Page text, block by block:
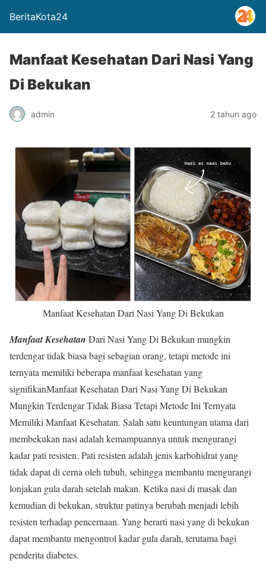
BeritaKota24
Manfaat Kesehatan Dari Nasi Yang
Di Bekukan
admin 2 tahun ago
Manfaat Kesehatan Dari Nasi Yang Di Bekukan
Manfaat Kesehatan Dari Nasi Yang Di Bekukan mungkin
terdengar tidak biasa bagi sebagian orang, tetapi metode ini
ternyata memiliki beberapa manfaat kesehatan yang
signifikanManfaat Kesehatan Dari Nasi Yang Di Bekukan
Mungkin Terdengar Tidak Biasa Tetapi Metode Ini Ternyata
Memiliki Manfaat Kesehatan. Salah satu keuntungan utama dari
membekukan nasi adalah kemampuannya untuk mengurangi
kadar pati resisten. Pati resisten adalah jenis karbohidrat yang
tidak dapat di cerna oleh tubuh, sehingga membantu mengurangi
lonjakan gula darah setelah makan. Ketika nasi di masak dan
kemudian di bekukan, struktur patinya berubah menjadi lebih
resisten terhadap pencernaan. Yang berarti nasi yang di bekukan
dapat membantu mengontrol kadar gula darah, terutama bagi
penderita diabetes.